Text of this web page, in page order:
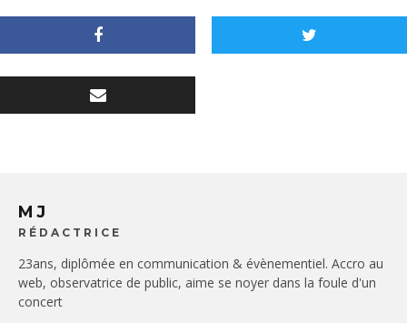
MJ
RÉDACTRICE
23ans, diplômée en communication & évènementiel. Accro au
web, observatrice de public, aime se noyer dans la foule d'un
concert